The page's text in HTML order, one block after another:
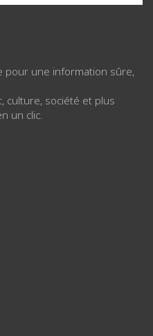
pour une information sûre,
culture, société et plus
un clic.